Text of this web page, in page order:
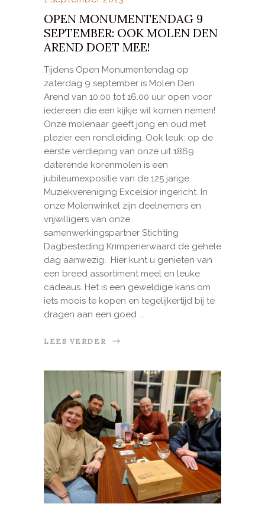
OPEN MONUMENTENDAG 9
SEPTEMBER: OOK MOLEN DEN
AREND DOET MEE!
Tijdens Open Monumentendag op
zaterdag 9 september is Molen Den
Arend van 10.00 tot 16.00 uur open voor
iedereen die een kijkje wil komen nemen!
Onze molenaar geeft jong en oud met
plezier een rondleiding. Ook leuk: op de
eerste verdieping van onze uit 1869
daterende korenmolen is een
jubileumexpositie van de 125 jarige
Muziekvereniging Excelsior ingericht. In
onze Molenwinkel zijn deelnemers en
vrijwilligers van onze
samenwerkingspartner Stichting
Dagbesteding Krimpenerwaard de gehele
dag aanwezig. Hier kunt u genieten van
een breed assortiment meel en leuke
cadeaus. Het is een geweldige kans om
iets moois te kopen en tegelijkertijd bij te
dragen aan een goed
LEES VERDER